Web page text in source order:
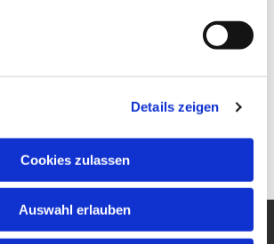
Details zeigen
Cookies zulassen
Auswahl erlauben